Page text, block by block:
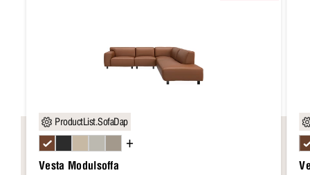
ProductList.SofaDap
Vesta Modulsoffa
+